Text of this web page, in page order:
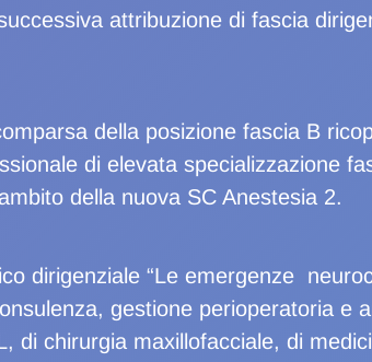
attribuzione di fascia
della posizione fascia B
di elevata specializzazione
della nuova SC Anestesia 2.
dirigenziale “Le emergenze
gestione perioperatoria e
di chirurgia maxillofacciale, di